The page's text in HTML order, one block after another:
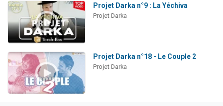
Projet Darka n°9 : La Yéchiva
Projet Darka
Projet Darka n°18 - Le Couple 2
Projet Darka